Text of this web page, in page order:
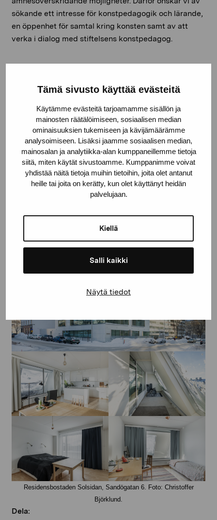
Tämä sivusto käyttää evästeitä
Käytämme evästeitä tarjoamamme sisällön ja
mainosten räätälöimiseen, sosiaalisen median
ominaisuuksien tukemiseen ja kävijämäärämme
analysoimiseen. Lisäksi jaamme sosiaalisen median,
mainosalan ja analytiikka-alan kumppaneillemme tietoja
siitä, miten käytät sivustoamme. Kumppanimme voivat
yhdistää näitä tietoja muihin tietoihin, joita olet antanut
heille tai joita on kerätty, kun olet käyttänyt heidän
palvelujaan.
Kiellä
Salli kaikki
Näytä tiedot
Dela:
sökande ett intresse för konstpedagogik och lärande,
en öppenhet för samtal kring konsten samt av att
verka i dialog med stiftelsens konstpedagog.
till konstnärens nätsidor, samt en kort arbetsplan för
stipendietiden.
Ansökan, märkt med rubriken “Vasa Academill”
skickas per e-post till: mikaela.lostedt@proartibus.fi
senast den 30.1.2023. Ansökningar per post beaktas
inte.
För mera information kontakta: vd Mikaela Lostedt
040 740 4901 eller mikaela.lostedt@proartibus.fi
Residensbostaden Solsidan, Sandögatan 6. Foto: Christoffer
Björklund.